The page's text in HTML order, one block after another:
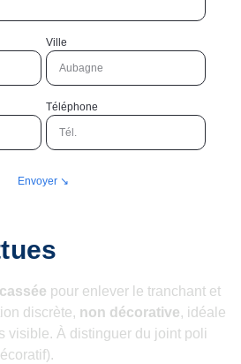
Ville
Téléphone
Envoyer ↘︎
pour enlever le tranchant et
discrète, non décorative, idéale
visible. À distinguer du joint poli